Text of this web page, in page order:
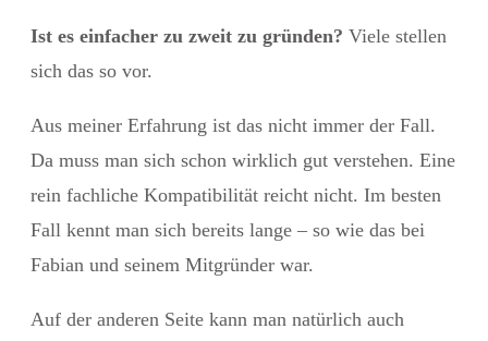
Ist es einfacher zu zweit zu gründen? Viele stellen
sich das so vor.
Aus meiner Erfahrung ist das nicht immer der Fall.
Da muss man sich schon wirklich gut verstehen. Eine
rein fachliche Kompatibilität reicht nicht. Im besten
Fall kennt man sich bereits lange – so wie das bei
Fabian und seinem Mitgründer war.
Auf der anderen Seite kann man natürlich auch